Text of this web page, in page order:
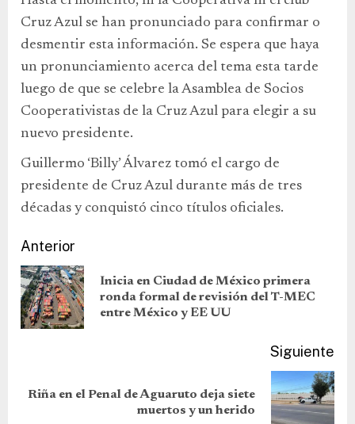
Cruz Azul se han pronunciado para confirmar o
desmentir esta información. Se espera que haya
un pronunciamiento acerca del tema esta tarde
luego de que se celebre la Asamblea de Socios
Cooperativistas de la Cruz Azul para elegir a su
nuevo presidente.
Guillermo ‘Billy’ Álvarez tomó el cargo de
presidente de Cruz Azul durante más de tres
décadas y conquistó cinco títulos oficiales.
Anterior
Inicia en Ciudad de México primera
ronda formal de revisión del T-MEC
entre México y EE UU
Siguiente
Riña en el Penal de Aguaruto deja siete
muertos y un herido